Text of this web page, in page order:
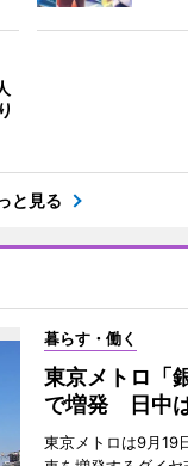
と見る
暮らす・働く
東京メトロ「
で増発 日中
東京メトロは9月19